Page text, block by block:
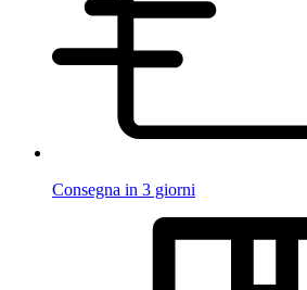
Consegna in 3 giorni